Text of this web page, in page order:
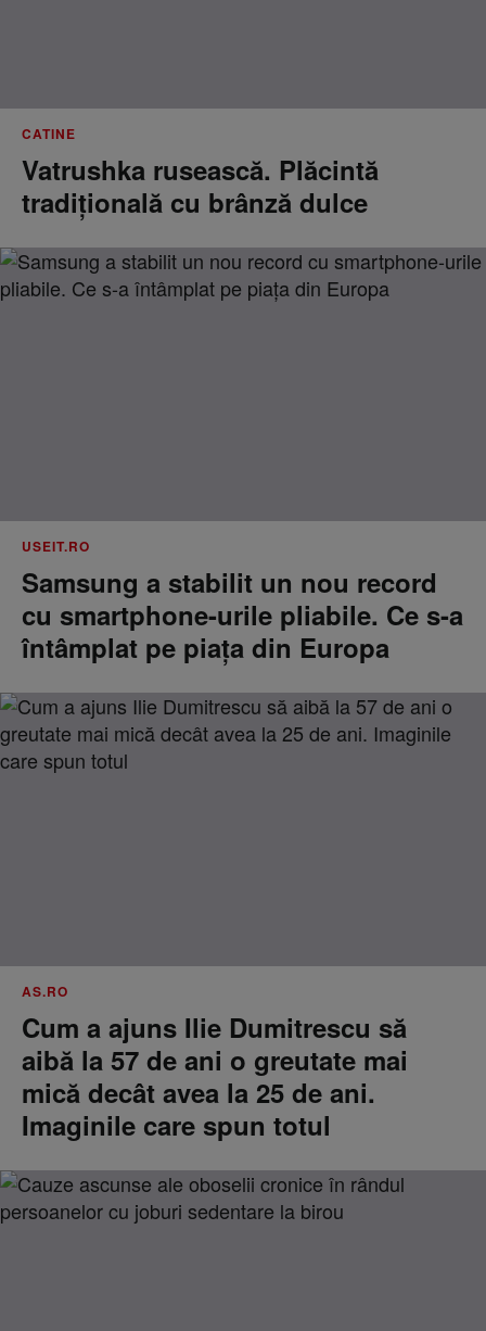
CATINE
Vatrushka rusească. Plăcintă
tradițională cu brânză dulce
USEIT.RO
Samsung a stabilit un nou record
cu smartphone-urile pliabile. Ce s-a
întâmplat pe piața din Europa
AS.RO
Cum a ajuns Ilie Dumitrescu să
aibă la 57 de ani o greutate mai
mică decât avea la 25 de ani.
Imaginile care spun totul